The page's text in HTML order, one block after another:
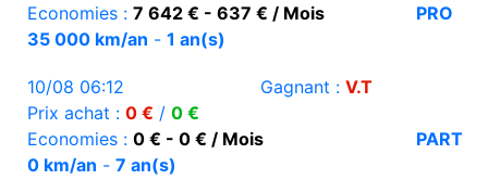
Economies : 7 642 € - 637 € / Mois
PRO
35 000 km/an - 1 an(s)
10/08 06:12 Gagnant : V.T
Prix achat : 0 € / 0 €
Economies : 0 € - 0 € / Mois
PART
0 km/an - 7 an(s)